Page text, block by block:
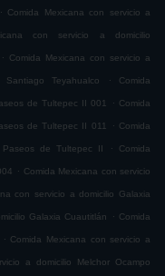
. Comida Mexicana con servicio a
con servicio a domicilio
. Comida Mexicana con servicio a
Teyahualco . Comida
de Tultepec II 001 . Comida
de Tultepec II 011 . Comida
Paseos de Tultepec II . Comida
. Comida Mexicana con servicio
con servicio a domicilio Galaxia
Galaxia Cuautitlán . Comida
. Comida Mexicana con servicio a
a domicilio Melchor Ocampo